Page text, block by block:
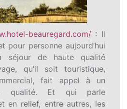
beauregard.com/: Il
pour personne aujourd’hui
séjour de haute qualité
qu’il soit touristique,
fait appel à un
qualité. Et qui parle
en relief, entre autres, les